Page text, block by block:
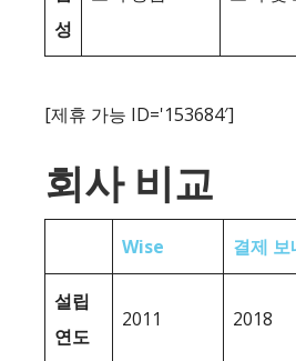
성
[제휴 가능 ID='153684′]
회사 비교
Wise 결제 보
설립
연도
2011 2018